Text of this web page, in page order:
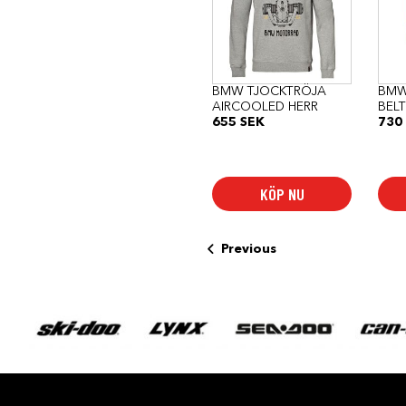
BMW TJOCKTRÖJA
AIRCOOLED HERR
655 SEK
KÖP NU
flera
varianter.
De
alternativen
kan
väljas
på
produktsidan
BELT
730
Previous